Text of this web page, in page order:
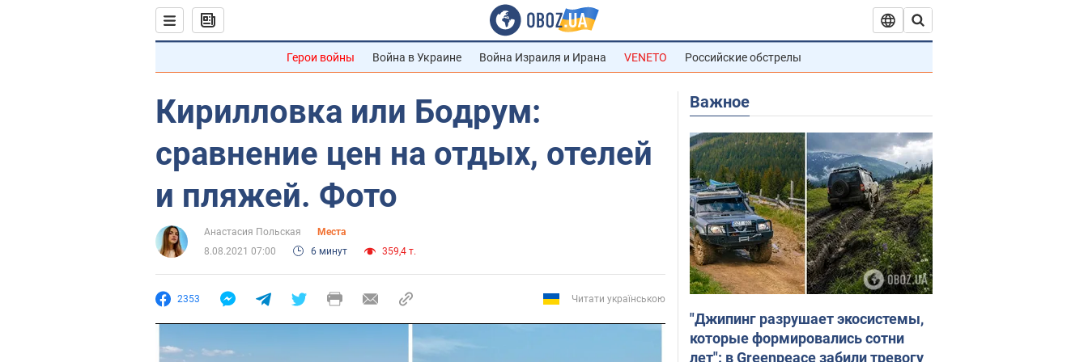
Герои войны Война в Украине Война Израиля и Ирана VENETO Российские обстрелы
Кирилловка или Бодрум:
сравнение цен на отдых, отелей
и пляжей. Фото
Анастасия Польская
Места
8.08.2021 07:00
6 минут 359,4 т.
2353 Читати українською
Важное
"Джипинг разрушает экосистемы,
которые формировались сотни
лет": в Greenpeace забили тревогу